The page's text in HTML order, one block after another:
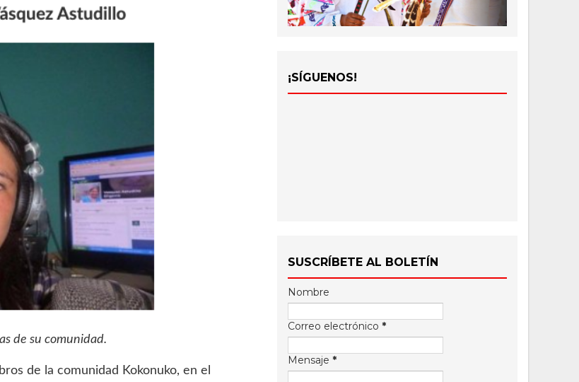
de su comunidad.
de la comunidad Kokonuko, en el
¡SÍGUENOS!
SUSCRÍBETE AL BOLETÍN
Nombre
Correo electrónico *
Mensaje *